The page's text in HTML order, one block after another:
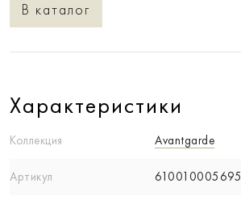
В каталог
Характеристики
Коллекция Avantgarde
Артикул 610010005695